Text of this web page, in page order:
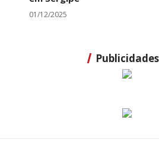
01/12/2025
Publicidades